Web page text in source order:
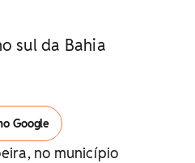
sul da Bahia
Google
no município